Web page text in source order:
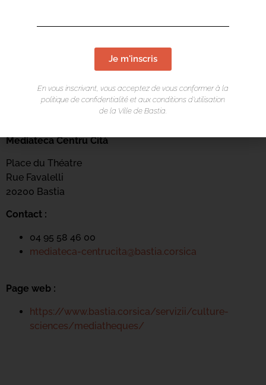
LIEU DE L'ÉVÉNEMENT
Mediateca Centru Cità
Place du Théatre
Rue Favalelli
20200 Bastia
Contact :
04 95 58 46 00
mediateca-centrucita@bastia.corsica
Page web :
https://www.bastia.corsica/servizii/culture-
sciences/mediatheques/
Je m'inscris
En vous inscrivant, vous acceptez de vous conformer à la
politique de confidentialité et aux conditions d’utilisation
de la Ville de Bastia.